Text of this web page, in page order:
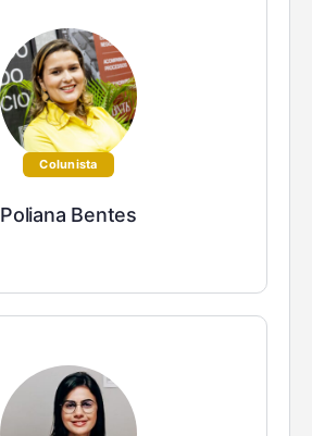
Colunista
Poliana Bentes